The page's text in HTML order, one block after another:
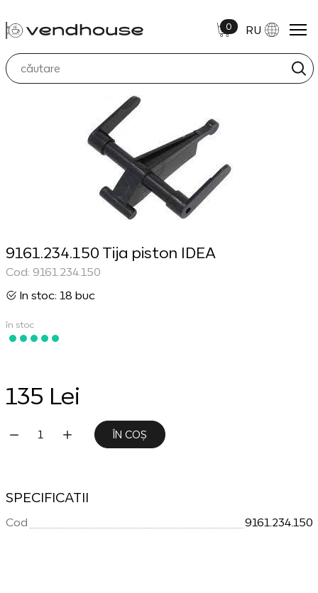
0 RU
9161.234.150 Tija piston IDEA
Cod: 9161.234.150
In stoc: 18 buc
în stoc
135 Lei
ÎN COȘ
SPECIFICATII
Cod 9161.234.150